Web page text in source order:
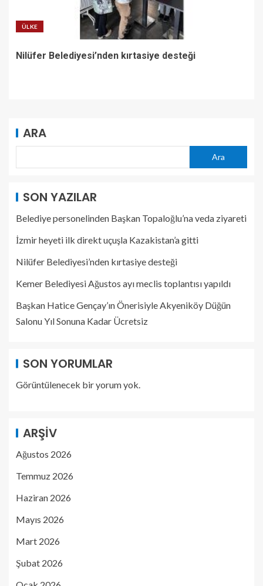
ÜLKE
Nilüfer Belediyesi’nden kırtasiye desteği
ARA
Ara
SON YAZILAR
Belediye personelinden Başkan Topaloğlu’na veda ziyareti
İzmir heyeti ilk direkt uçuşla Kazakistan’a gitti
Nilüfer Belediyesi’nden kırtasiye desteği
Kemer Belediyesi Ağustos ayı meclis toplantısı yapıldı
Başkan Hatice Gençay’ın Önerisiyle Akyeniköy Düğün
Salonu Yıl Sonuna Kadar Ücretsiz
SON YORUMLAR
Görüntülenecek bir yorum yok.
ARŞIV
Ağustos 2026
Temmuz 2026
Haziran 2026
Mayıs 2026
Mart 2026
Şubat 2026